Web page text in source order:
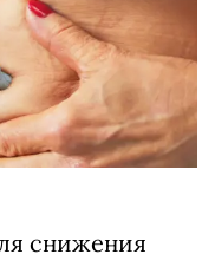
снижения